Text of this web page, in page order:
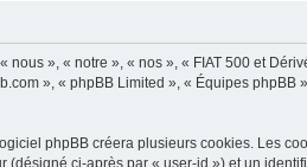
», « notre », « nos », « FIAT 500 et
», « phpBB Limited », « Équipes phpBB
phpBB créera plusieurs cookies. Les
ci-après par « user-id ») et un